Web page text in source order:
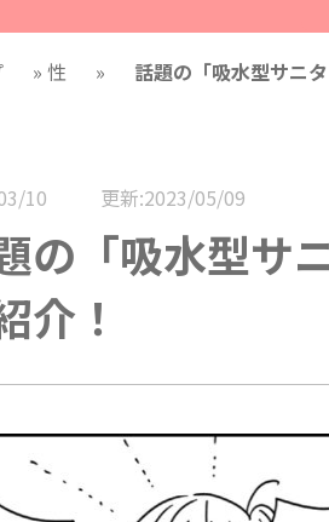
» 性 » 話題の「吸水型サニ
10 更新:2023/05/09
の「吸水型サ
介！